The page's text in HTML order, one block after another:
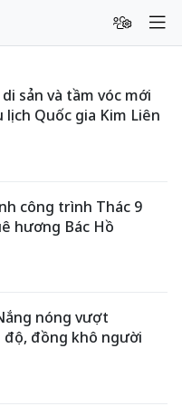
sản và tầm vóc mới
lịch Quốc gia Kim Liên
công trình Thác 9
hương Bác Hồ
nóng vượt
độ, đồng khô người